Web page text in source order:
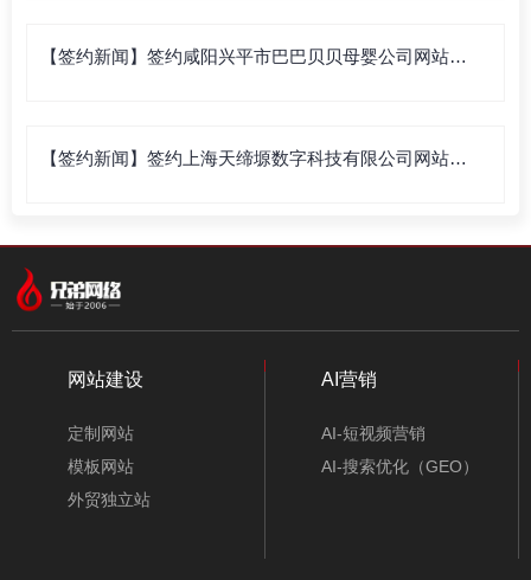
【签约新闻】签约咸阳兴平市巴巴贝贝母婴公司网站建
【签约新闻】签约上海天缔塬数字科技有限公司网站建
网站建设
定制网站
模板网站
外贸独立站
AI营销
AI-短视频营销
AI-搜索优化（GEO）